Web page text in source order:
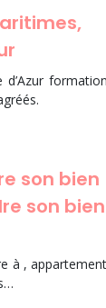
son bien
son bien
à ,